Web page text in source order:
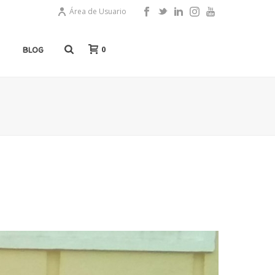
Área de Usuario
BLOG 0